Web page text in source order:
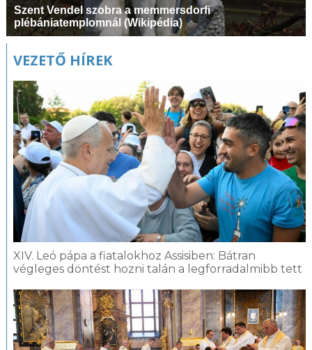
Szent Vendel szobra a memmersdorfi
plébániatemplomnál (Wikipédia)
VEZETŐ HÍREK
XIV. Leó pápa a fiatalokhoz Assisiben: Bátran
végleges döntést hozni talán a legforradalmibb tett